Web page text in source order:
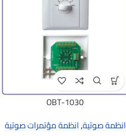
OBT-1030
انظمة صوتية,انظمة مؤتمرات صوتية